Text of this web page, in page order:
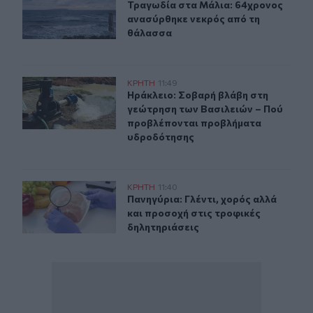
Τραγωδία στα Μάλια: 64χρονος
Τραγωδία στα Μάλια: 64χρονος
ανασύρθηκε νεκρός από τη
θάλασσα
Ηράκλειο: Σοβαρή βλάβη στη γεώτρηση των
ΚΡΗΤΗ 11:49
Ηράκλειο: Σοβαρή βλάβη στη
Ηράκλειο: Σοβαρή βλάβη στη
γεώτρηση των Βασιλειών – Πού
προβλέπονται προβλήματα
υδροδότησης
Πανηγύρια: Γλέντι, χορός αλλά και προσοχή στις
ΚΡΗΤΗ 11:40
Πανηγύρια: Γλέντι, χορός αλλά
Πανηγύρια: Γλέντι, χορός αλλά
και προσοχή στις τροφικές
δηλητηριάσεις